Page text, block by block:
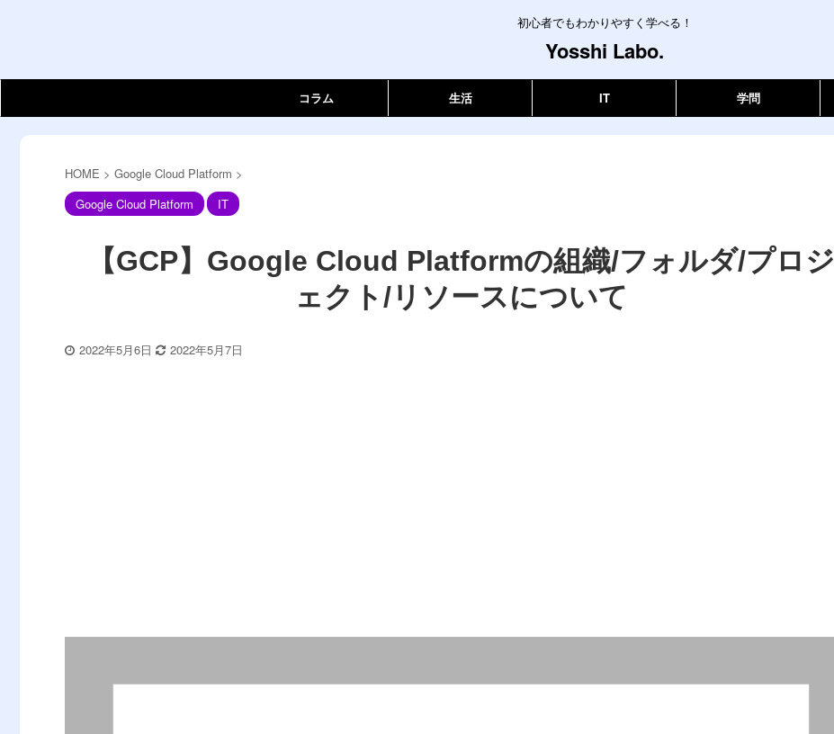
初心者でもわかりやすく学べる！
Yosshi Labo.
コラム 生活 IT 学問
HOME > Google Cloud Platform >
Google Cloud Platform
IT
【GCP】Google Cloud Platformの組織/フォルダ/プロジ
ェクト/リソースについて
2022年5月6日 2022年5月7日